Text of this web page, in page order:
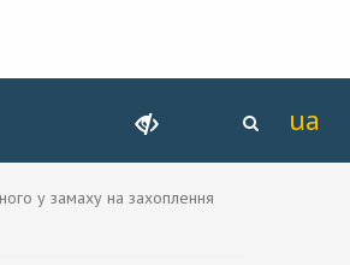
у замаху на захоплення